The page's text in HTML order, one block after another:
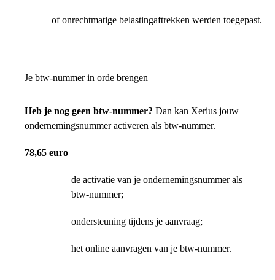
of onrechtmatige belastingaftrekken werden toegepast.
Je btw-nummer in orde brengen
Heb je nog geen btw-nummer? Dan kan Xerius jouw
ondernemingsnummer activeren als btw-nummer.
78,65 euro
de activatie van je ondernemingsnummer als
btw-nummer;
ondersteuning tijdens je aanvraag;
het online aanvragen van je btw-nummer.